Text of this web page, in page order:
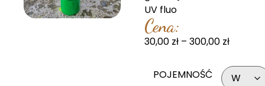
UV fluo
Cena:
30,00 zł – 300,00 zł
POJEMNOŚĆ